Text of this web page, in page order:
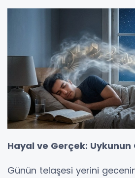
Hayal ve Gerçek: Uykunun
​Günün telaşesi yerini